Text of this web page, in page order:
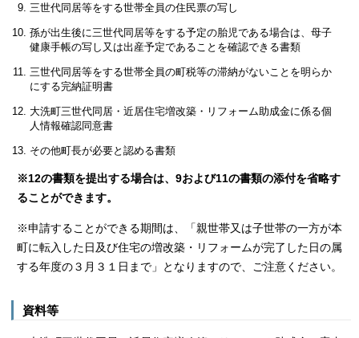
三世代同居等をする世帯全員の住民票の写し
孫が出生後に三世代同居等をする予定の胎児である場合は、母子
健康手帳の写し又は出産予定であることを確認できる書類
三世代同居等をする世帯全員の町税等の滞納がないことを明らか
にする完納証明書
大洗町三世代同居・近居住宅増改築・リフォーム助成金に係る個
人情報確認同意書
その他町長が必要と認める書類
※12の書類を提出する場合は、9および11の書類の添付を省略す
ることができます。
※申請することができる期間は、「親世帯又は子世帯の一方が本
町に転入した日及び住宅の増改築・リフォームが完了した日の属
する年度の３月３１日まで」となりますので、ご注意ください。
資料等